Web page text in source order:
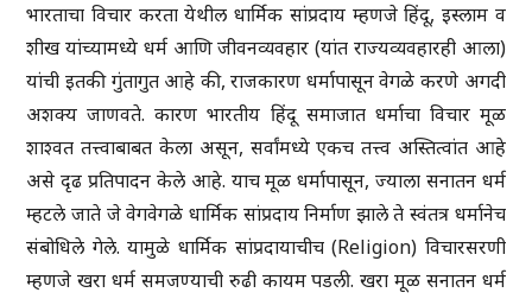
भारताचा विचार करता येथील धार्मिक सांप्रदाय म्हणजे हिंदू, इस्लाम व
शीख यांच्यामध्ये धर्म आणि जीवनव्यवहार (यांत राज्यव्यवहारही आला)
यांची इतकी गुंतागुत आहे की, राजकारण धर्मापासून वेगळे करणे अगदी
अशक्य जाणवते. कारण भारतीय हिंदू समाजात धर्माचा विचार मूळ
शाश्वत तत्त्वाबाबत केला असून, सर्वांमध्ये एकच तत्त्व अस्तित्वांत आहे
असे दृढ प्रतिपादन केले आहे. याच मूळ धर्मापासून, ज्याला सनातन धर्म
म्हटले जाते जे वेगवेगळे धार्मिक सांप्रदाय निर्माण झाले ते स्वंतत्र धर्मानेच
संबोधिले गेले. यामुळे धार्मिक सांप्रदायाचीच (Religion) विचारसरणी
म्हणजे खरा धर्म समजण्याची रुढी कायम पडली. खरा मूळ सनातन धर्म